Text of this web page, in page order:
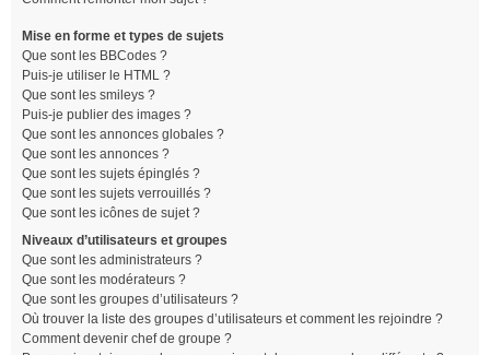
Mise en forme et types de sujets
Que sont les BBCodes ?
Puis-je utiliser le HTML ?
Que sont les smileys ?
Puis-je publier des images ?
Que sont les annonces globales ?
Que sont les annonces ?
Que sont les sujets épinglés ?
Que sont les sujets verrouillés ?
Que sont les icônes de sujet ?
Niveaux d’utilisateurs et groupes
Que sont les administrateurs ?
Que sont les modérateurs ?
Que sont les groupes d’utilisateurs ?
Où trouver la liste des groupes d’utilisateurs et comment les rejoindre ?
Comment devenir chef de groupe ?